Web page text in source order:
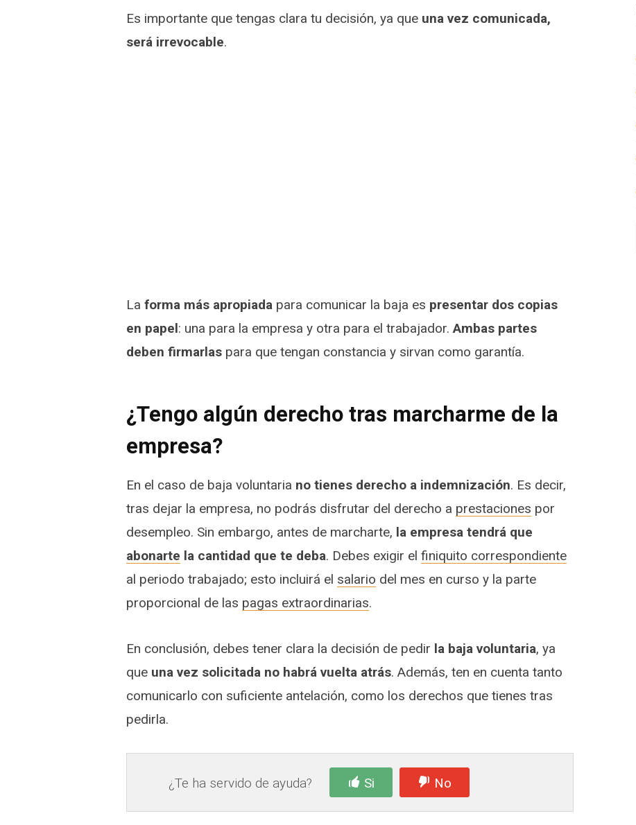
Es importante que tengas clara tu decisión, ya que una vez comunicada,
será irrevocable.
La forma más apropiadapara comunicar la baja es presentar dos copias
en papel: una para la empresa y otra para el trabajador.Ambas partes
deben firmarlaspara que tengan constancia y sirvan como garantía.
¿Tengo algún derecho tras marcharme de la
empresa?
En el caso de baja voluntaria no tienes derecho a indemnización. Es decir,
tras dejar la empresa, no podrás disfrutar del derecho a prestaciones por
desempleo. Sin embargo, antes de marcharte, la empresa tendrá que
abonarte la cantidad que te deba. Debes exigir el finiquito correspondiente
al periodo trabajado; esto incluirá el salario del mes en curso y la parte
proporcional de las pagas extraordinarias.
En conclusión, debes tener clara la decisión de pedir la baja voluntaria, ya
queuna vez solicitada no habrá vuelta atrás. Además, ten en cuenta tanto
comunicarlo con suficiente antelación, como los derechos que tienes tras
pedirla.
¿Te ha servido de ayuda? Si No